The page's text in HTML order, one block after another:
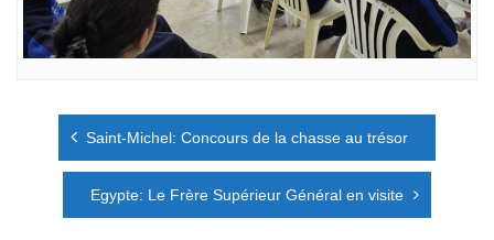
Navigation
l’article
Saint-Michel: Concours de la chasse au trésor
Egypte: Le Frère Supérieur Général en visite